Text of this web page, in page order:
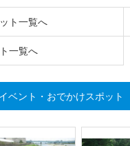
ト一覧へ
一覧へ
ベント・おでかけスポット